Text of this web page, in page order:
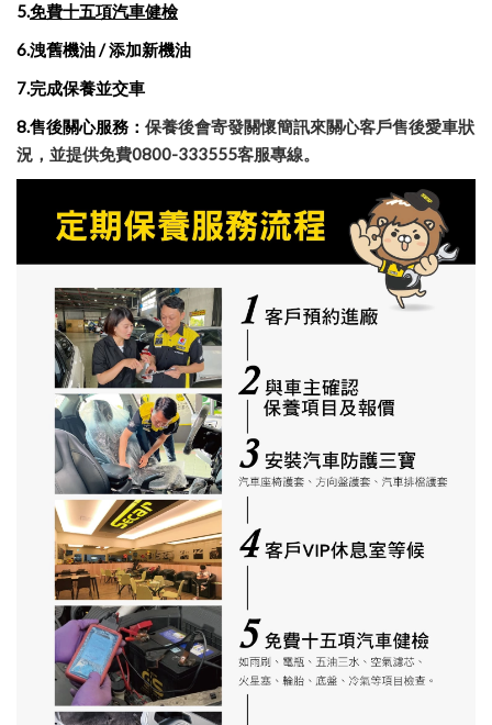
5.免費十五項汽車健檢
6.洩舊機油 / 添加新機油
7.完成保養並交車
8.售後關心服務： 保養後會寄發關懷簡訊來關心客戶售後愛車狀
況，並提供免費0800-333555客服專線。